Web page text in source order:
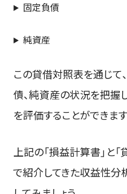
固定負債
純資産
この貸借対照表を通じて
債、純資産の状況を把握
を評価することができます
上記の「損益計算書」と
で紹介してきた収益性分